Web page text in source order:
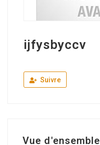
ijfysbyccv
Suivre
Vue d'ensemble